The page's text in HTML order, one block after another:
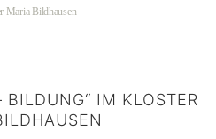
Maria Bildhausen
IM KLOSTER